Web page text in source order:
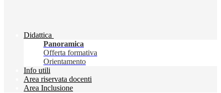
Didattica
Panoramica
Offerta formativa
Orientamento
Info utili
Area riservata docenti
Area Inclusione